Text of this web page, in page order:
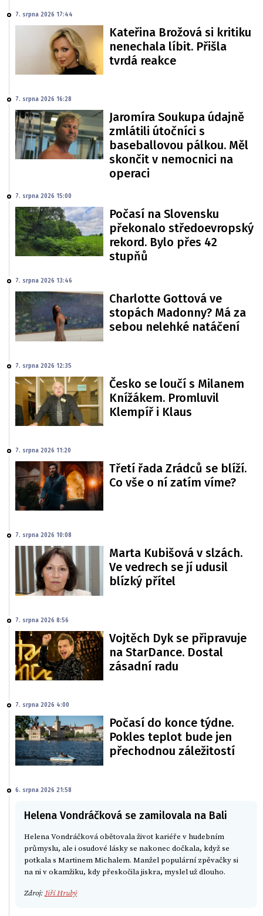
7. srpna 2026 17:44
Kateřina Brožová si kritiku
nenechala líbit. Přišla
tvrdá reakce
7. srpna 2026 16:28
Jaromíra Soukupa údajně
zmlátili útočníci s
baseballovou pálkou. Měl
skončit v nemocnici na
operaci
7. srpna 2026 15:00
Počasí na Slovensku
překonalo středoevropský
rekord. Bylo přes 42
stupňů
7. srpna 2026 13:46
Charlotte Gottová ve
stopách Madonny? Má za
sebou nelehké natáčení
7. srpna 2026 12:35
Česko se loučí s Milanem
Knížákem. Promluvil
Klempíř i Klaus
7. srpna 2026 11:20
Třetí řada Zrádců se blíží.
Co vše o ní zatím víme?
7. srpna 2026 10:08
Marta Kubišová v slzách.
Ve vedrech se jí udusil
blízký přítel
7. srpna 2026 8:56
Vojtěch Dyk se připravuje
na StarDance. Dostal
zásadní radu
7. srpna 2026 4:00
Počasí do konce týdne.
Pokles teplot bude jen
přechodnou záležitostí
6. srpna 2026 21:58
Helena Vondráčková se zamilovala na Bali
Helena Vondráčková obětovala život kariéře v hudebním
průmyslu, ale i osudové lásky se nakonec dočkala, když se
potkala s Martinem Michalem. Manžel populární zpěvačky si
na ni v okamžiku, kdy přeskočila jiskra, myslel už dlouho.
Zdroj: Jiří Hrubý